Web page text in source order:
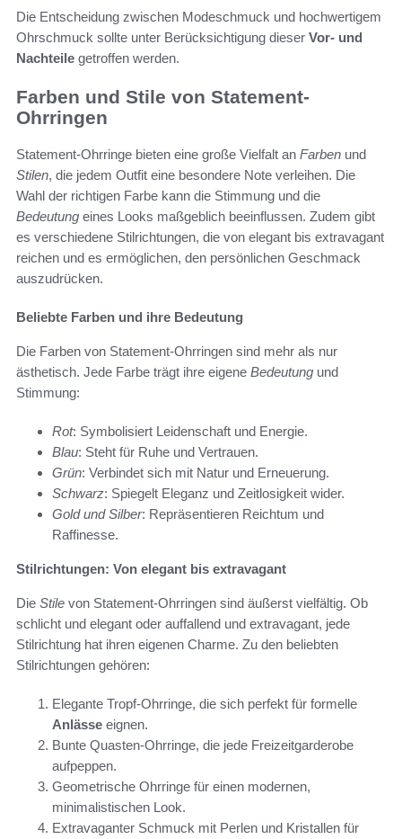
Die Entscheidung zwischen Modeschmuck und hochwertigem
Ohrschmuck sollte unter Berücksichtigung dieser Vor- und
Nachteile getroffen werden.
Farben und Stile von Statement-
Ohrringen
Statement-Ohrringe bieten eine große Vielfalt an Farben und
Stilen, die jedem Outfit eine besondere Note verleihen. Die
Wahl der richtigen Farbe kann die Stimmung und die
Bedeutung eines Looks maßgeblich beeinflussen. Zudem gibt
es verschiedene Stilrichtungen, die von elegant bis extravagant
reichen und es ermöglichen, den persönlichen Geschmack
auszudrücken.
Beliebte Farben und ihre Bedeutung
Die Farben von Statement-Ohrringen sind mehr als nur
ästhetisch. Jede Farbe trägt ihre eigene Bedeutung und
Stimmung:
Rot: Symbolisiert Leidenschaft und Energie.
Blau: Steht für Ruhe und Vertrauen.
Grün: Verbindet sich mit Natur und Erneuerung.
Schwarz: Spiegelt Eleganz und Zeitlosigkeit wider.
Gold und Silber: Repräsentieren Reichtum und
Raffinesse.
Stilrichtungen: Von elegant bis extravagant
Die Stile von Statement-Ohrringen sind äußerst vielfältig. Ob
schlicht und elegant oder auffallend und extravagant, jede
Stilrichtung hat ihren eigenen Charme. Zu den beliebten
Stilrichtungen gehören:
Elegante Tropf-Ohrringe, die sich perfekt für formelle
Anlässe eignen.
Bunte Quasten-Ohrringe, die jede Freizeitgarderobe
aufpeppen.
Geometrische Ohrringe für einen modernen,
minimalistischen Look.
Extravaganter Schmuck mit Perlen und Kristallen für